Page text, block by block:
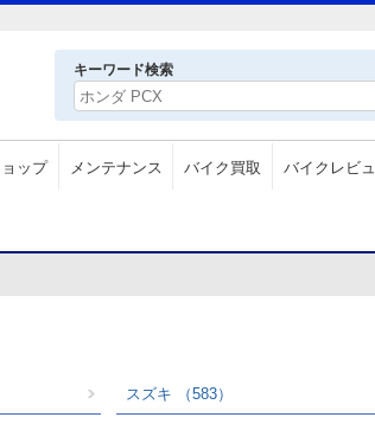
キーワード検索
ップ メンテナンス バイク買取 バイクレビ
スズキ （583）